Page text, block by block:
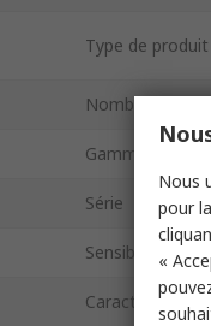
Type de produit
Nombre de pôles
Gamme
Série
Sensibilité de
Caractéristique
Nous
pour
«